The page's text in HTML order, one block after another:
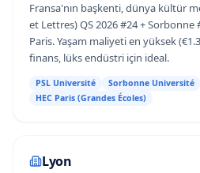
Fransa'nın başkenti, dünya kültür
et Lettres) QS 2026 #24 + Sorbonne
Paris. Yaşam maliyeti en yüksek
finans, lüks endüstri için ideal.
PSL Université Sorbonne Université
HEC Paris (Grandes Écoles)
Lyon